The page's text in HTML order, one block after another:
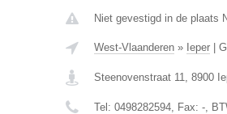
Niet gevestigd in de plaats
West-Vlaanderen» Ieper|
Steenovenstraat 11, 8900
Tel: 0498282594, Fax: -,